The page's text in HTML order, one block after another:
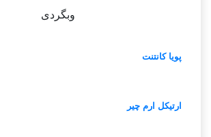
وبگردی
پویا کانتنت
ارتیکل ارم چیر